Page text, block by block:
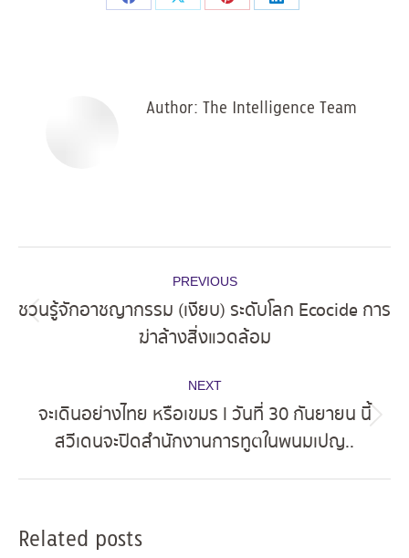
Share
Share
Share
Share
Author: The Intelligence Team
navigation
PREVIOUS
Previous
post:
ชวนรู้จักอาชญากรรม (เงียบ) ระดับโลก Ecocide การ
ฆ่าล้างสิ่งแวดล้อม
NEXT
post:
จะเดินอย่างไทย หรือเขมร l วันที่ 30 กันยายน นี้
สวีเดนจะปิดสำนักงานการทูตในพนมเปญ..
Related posts